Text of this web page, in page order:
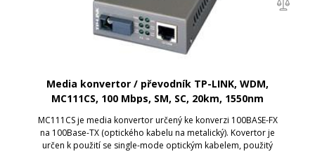
Media konvertor / převodník TP-LINK, WDM,
MC111CS, 100 Mbps, SM, SC, 20km, 1550nm
MC111CS je media konvertor určený ke konverzi 100BASE-FX
na 100Base-TX (optického kabelu na metalický). Kovertor je
určen k použití se single-mode optickým kabelem, použitý